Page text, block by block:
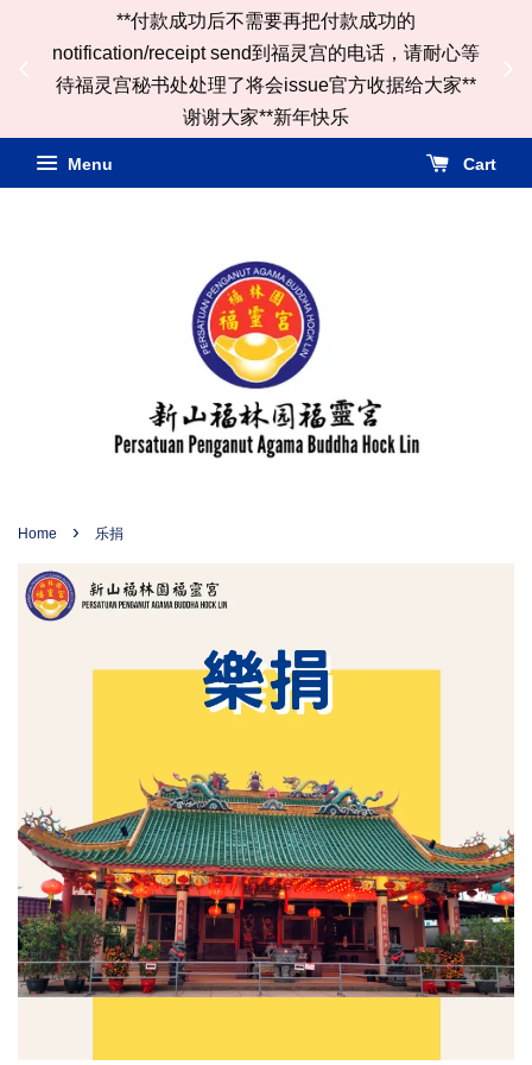
**付款成功后不需要再把付款成功的
notification/receipt send到福灵宫的电话，请耐心等
待福灵宫秘书处处理了将会issue官方收据给大家**
谢谢大家**新年快乐
Menu Cart
Home › 乐捐